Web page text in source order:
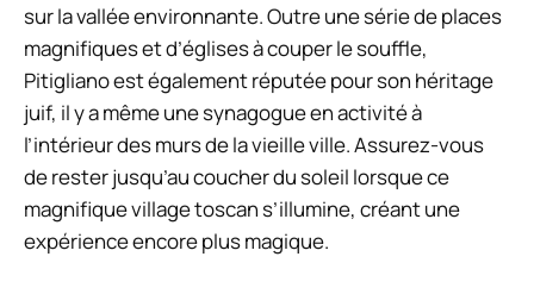
sur la vallée environnante. Outre une série de places
magnifiques et d’églises à couper le souffle,
Pitigliano est également réputée pour son héritage
juif, il y a même une synagogue en activité à
l’intérieur des murs de la vieille ville. Assurez-vous
de rester jusqu’au coucher du soleil lorsque ce
magnifique village toscan s’illumine, créant une
expérience encore plus magique.